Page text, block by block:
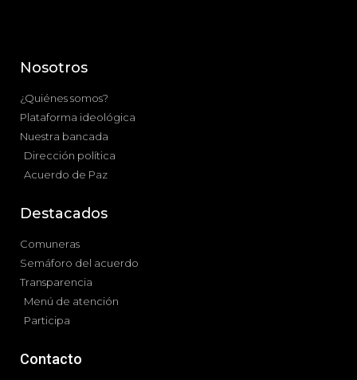
Nosotros
¿Quiénes somos?
Plataforma ideológica
Nuestra bancada
Dirección política
Acuerdo de Paz
Destacados
Comuneras
Semáforo del acuerdo
Transparencia
Menú de atención
Participa
Contacto